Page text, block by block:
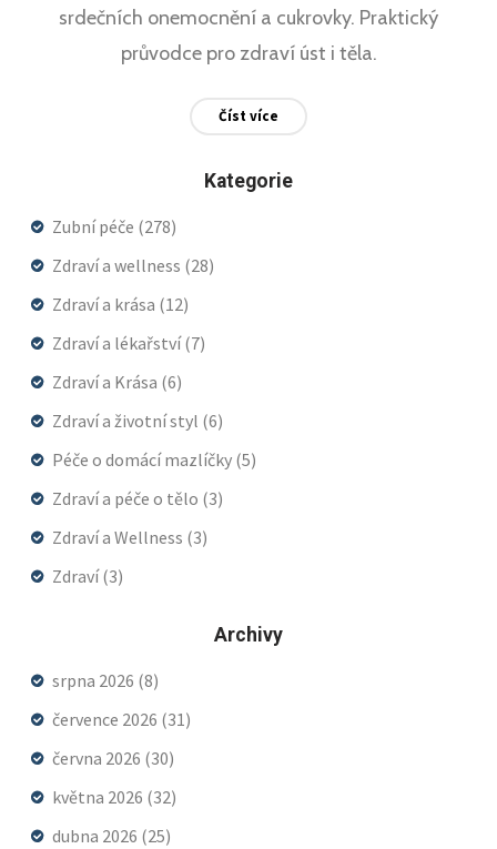
srdečních onemocnění a cukrovky. Praktický
průvodce pro zdraví úst i těla.
Číst více
Kategorie
Zubní péče (278)
Zdraví a wellness (28)
Zdraví a krása (12)
Zdraví a lékařství(7)
Zdraví a Krása (6)
Zdraví a životní styl (6)
Péče o domácí mazlíčky (5)
Zdraví a péče o tělo (3)
Zdraví a Wellness (3)
Zdraví(3)
Archivy
srpna 2026 (8)
července 2026 (31)
června 2026 (30)
května 2026 (32)
dubna 2026 (25)